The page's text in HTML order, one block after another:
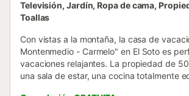
Televisión, Jardín, Ropa de cama,
Toallas
Con vistas a la montaña, la casa de
Montenmedio - Carmelo" en El Soto es
vacaciones relajantes. La propiedad de
una sala de estar, una cocina totalmente